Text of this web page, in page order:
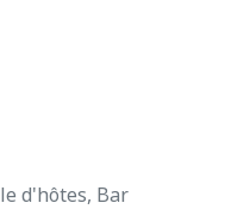
d'hôtes, Bar